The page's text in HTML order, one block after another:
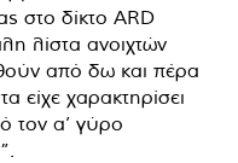
στο δίκτο ARD
λίστα ανοιχτών
από δω και πέρα
είχε χαρακτηρίσει
τον α’ γύρο